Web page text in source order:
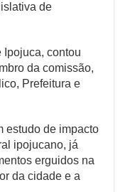
de
Ipojuca, contou
da comissão,
Prefeitura e
estudo de impacto
ipojucano, já
erguidos na
da cidade e a